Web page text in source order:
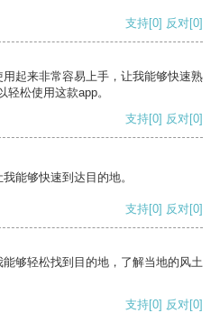
支持[0] 反对[0]
起来非常容易上手，让我能够快速熟
松使用这款app。
支持[0] 反对[0]
能够快速到达目的地。
支持[0] 反对[0]
够轻松找到目的地，了解当地的风土
支持[0] 反对[0]